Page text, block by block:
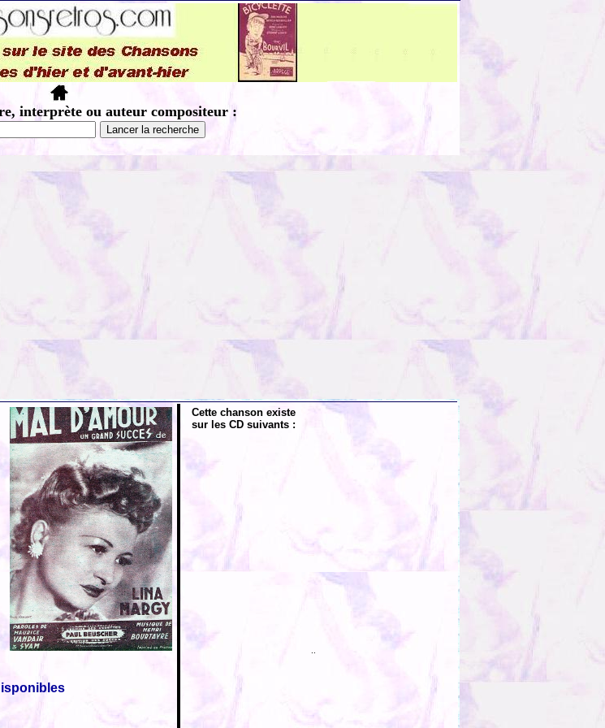
interprète ou auteur compositeur :
Cette chanson existe
sur les CD suivants :